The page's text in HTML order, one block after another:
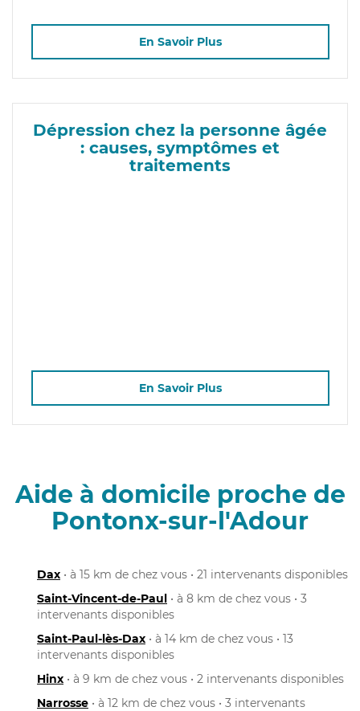
En Savoir Plus
Dépression chez la personne âgée
: causes, symptômes et
traitements
En Savoir Plus
Aide à domicile proche de
Pontonx-sur-l'Adour
Dax • à 15 km de chez vous • 21 intervenants disponibles
Saint-Vincent-de-Paul • à 8 km de chez vous • 3
intervenants disponibles
Saint-Paul-lès-Dax • à 14 km de chez vous • 13
intervenants disponibles
Hinx • à 9 km de chez vous • 2 intervenants disponibles
Narrosse • à 12 km de chez vous • 3 intervenants